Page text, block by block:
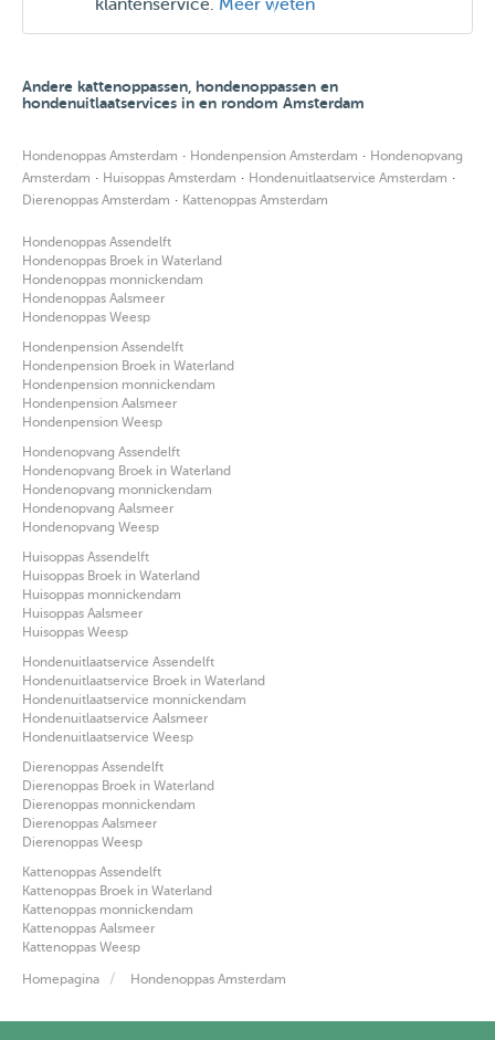
klantenservice. Meer weten
Andere kattenoppassen, hondenoppassen en
hondenuitlaatservices in en rondom Amsterdam
Hondenoppas Amsterdam · Hondenpension Amsterdam · Hondenopvang
Amsterdam · Huisoppas Amsterdam · Hondenuitlaatservice Amsterdam ·
Dierenoppas Amsterdam · Kattenoppas Amsterdam
Hondenoppas Assendelft
Hondenoppas Broek in Waterland
Hondenoppas monnickendam
Hondenoppas Aalsmeer
Hondenoppas Weesp
Hondenpension Assendelft
Hondenpension Broek in Waterland
Hondenpension monnickendam
Hondenpension Aalsmeer
Hondenpension Weesp
Hondenopvang Assendelft
Hondenopvang Broek in Waterland
Hondenopvang monnickendam
Hondenopvang Aalsmeer
Hondenopvang Weesp
Huisoppas Assendelft
Huisoppas Broek in Waterland
Huisoppas monnickendam
Huisoppas Aalsmeer
Huisoppas Weesp
Hondenuitlaatservice Assendelft
Hondenuitlaatservice Broek in Waterland
Hondenuitlaatservice monnickendam
Hondenuitlaatservice Aalsmeer
Hondenuitlaatservice Weesp
Dierenoppas Assendelft
Dierenoppas Broek in Waterland
Dierenoppas monnickendam
Dierenoppas Aalsmeer
Dierenoppas Weesp
Kattenoppas Assendelft
Kattenoppas Broek in Waterland
Kattenoppas monnickendam
Kattenoppas Aalsmeer
Kattenoppas Weesp
Homepagina Hondenoppas Amsterdam